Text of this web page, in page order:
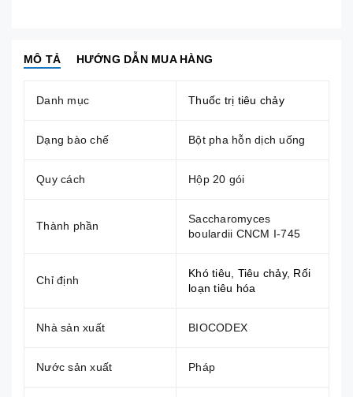
MÔ TẢ HƯỚNG DẪN MUA HÀNG
Danh mục Thuốc trị tiêu chảy
Dạng bào chế Bột pha hỗn dịch uống
Quy cách Hộp 20 gói
Thành phần
Saccharomyces
boulardii CNCM I-745
Chỉ định
Khó tiêu Tiêu chảy, Rối
loạn tiêu hóa
Nhà sản xuất BIOCODEX
Nước sản xuất Pháp